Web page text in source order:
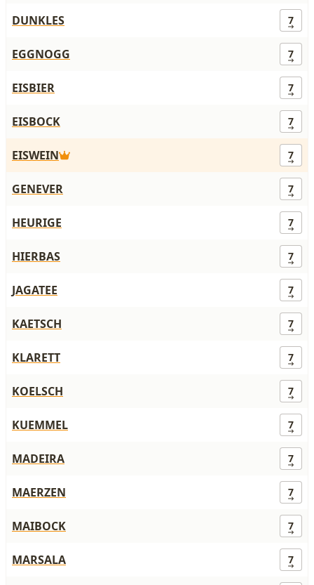
DUNKLES 7
EGGNOGG 7
EISBIER 7
EISBOCK 7
EISWEIN 7
GENEVER 7
HEURIGE 7
HIERBAS 7
JAGATEE 7
KAETSCH 7
KLARETT 7
KOELSCH 7
KUEMMEL 7
MADEIRA 7
MAERZEN 7
MAIBOCK 7
MARSALA 7